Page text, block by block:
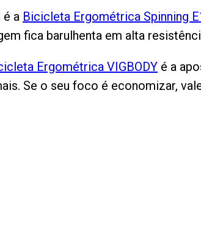
a Bicicleta Ergométrica Spinning
fica barulhenta em alta
Ergométrica VIGBODY é a
Se o seu foco é economizar,